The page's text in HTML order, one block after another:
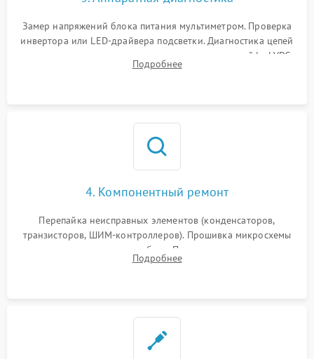
Поломка системы защиты
Замер напряжений блока питания мультиметром. Проверка
инвертора или LED-драйвера подсветки. Диагностика цепей
питания скалера и тестирование сигналов на шлейфе LVDS
Подробнее
4. Компонентный ремонт
Перепайка неисправных элементов (конденсаторов,
транзисторов, ШИМ-контроллеров). Прошивка микросхемы
памяти при программных сбоях. При поломке подсветки —
разборка матрицы и замена выгоревших светодиодов.
Подробнее